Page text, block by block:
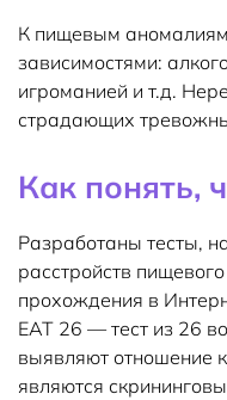
К пищевым
зависимостями:
игроманией и т.д.
страдающих
Как понять,
Разработаны тесты,
расстройств
прохождения в
EAT 26 — тест из 26
выявляют отношение
являются